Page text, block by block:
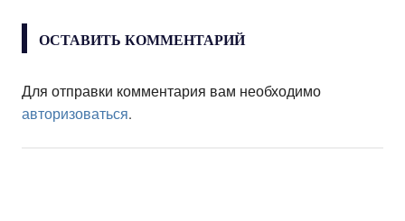
ОСТАВИТЬ КОММЕНТАРИЙ
Для отправки комментария вам необходимо
авторизоваться.